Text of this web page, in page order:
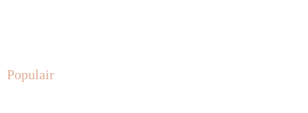
Populair